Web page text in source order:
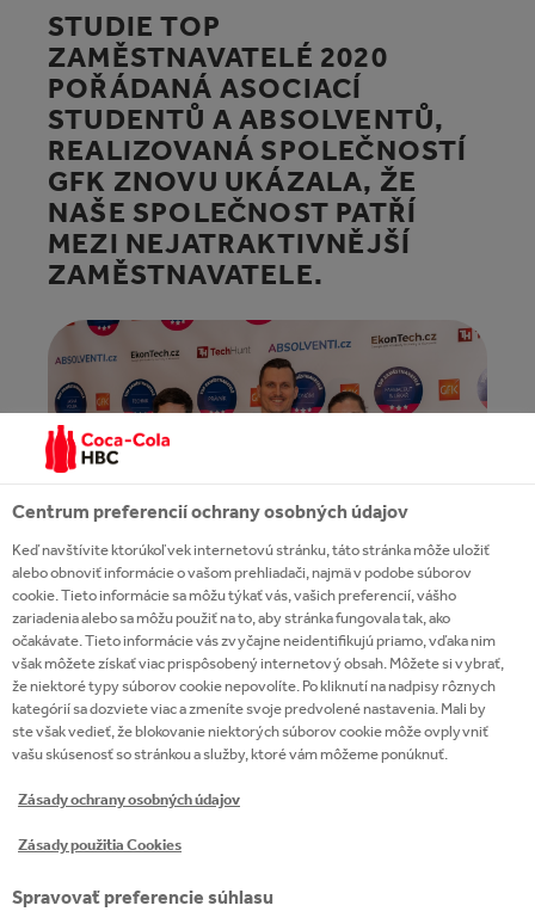
STUDIE TOP
ZAMĚSTNAVATELÉ 2020
POŘÁDANÁ ASOCIACÍ
STUDENTŮ A ABSOLVENTŮ,
REALIZOVANÁ SPOLEČNOSTÍ
GFK ZNOVU UKÁZALA, ŽE
NAŠE SPOLEČNOST PATŘÍ
MEZI NEJATRAKTIVNĚJŠÍ
ZAMĚSTNAVATELE.
11 491 studentů vysokých škol opět vybíralo
nejatraktivnější zaměstnavatele a společnost
Coca‑Cola HBC Česko a Slovensko mezi nimi znovu
nechybí. V kategorii spotřebitelský průmysl obsadila
druhé místo.
Centrum preferencií ochrany osobných údajov
Keď navštívite ktorúkoľvek internetovú stránku, táto stránka môže uložiť
alebo obnoviť informácie o vašom prehliadači, najmä v podobe súborov
cookie. Tieto informácie sa môžu týkať vás, vašich preferencií, vášho
zariadenia alebo sa môžu použiť na to, aby stránka fungovala tak, ako
očakávate. Tieto informácie vás zvyčajne neidentifikujú priamo, vďaka nim
však môžete získať viac prispôsobený internetový obsah. Môžete si vybrať,
že niektoré typy súborov cookie nepovolíte. Po kliknutí na nadpisy rôznych
kategórií sa dozviete viac a zmeníte svoje predvolené nastavenia. Mali by
ste však vedieť, že blokovanie niektorých súborov cookie môže ovplyvniť
vašu skúsenosť so stránkou a služby, ktoré vám môžeme ponúknuť.
Zásady ochrany osobných údajov
Zásady použitia Cookies
Spravovať preferencie súhlasu